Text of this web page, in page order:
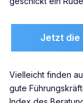
Jetzt die
Vielleicht finden
gute